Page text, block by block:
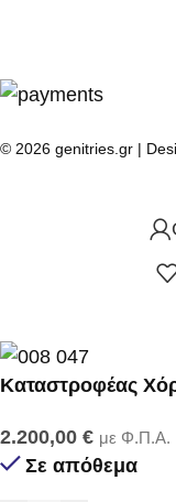
© 2026 genitries.gr |
Καταστροφέας
2.200,00 € με Φ.Π.Α.
Σε απόθεμα